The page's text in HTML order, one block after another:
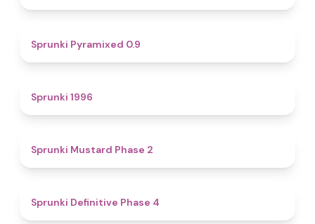
Sprunki Pyramixed 0.9
Sprunki 1996
Sprunki Mustard Phase 2
Sprunki Definitive Phase 4